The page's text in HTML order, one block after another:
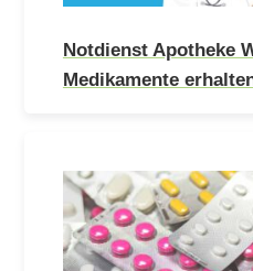
Notdienst Apotheke
Medikamente